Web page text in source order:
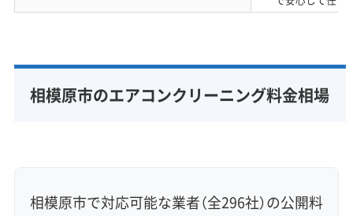
都市部の汚れ（中央区・南区）
相模原市のエアコンクリーニング料金相場
相模原市で対応可能な業者（全296社）の公開料